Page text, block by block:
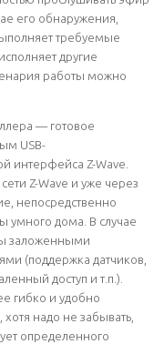
его обнаружения,
требуемые
другие
работы можно
— готовое
USB-
интерфейса Z-Wave.
Z-Wave и уже через
непосредственно
умного дома. В случае
заложенными
(поддержка датчиков,
доступ и т.п.).
гибко и удобно
надо не забывать,
определенного